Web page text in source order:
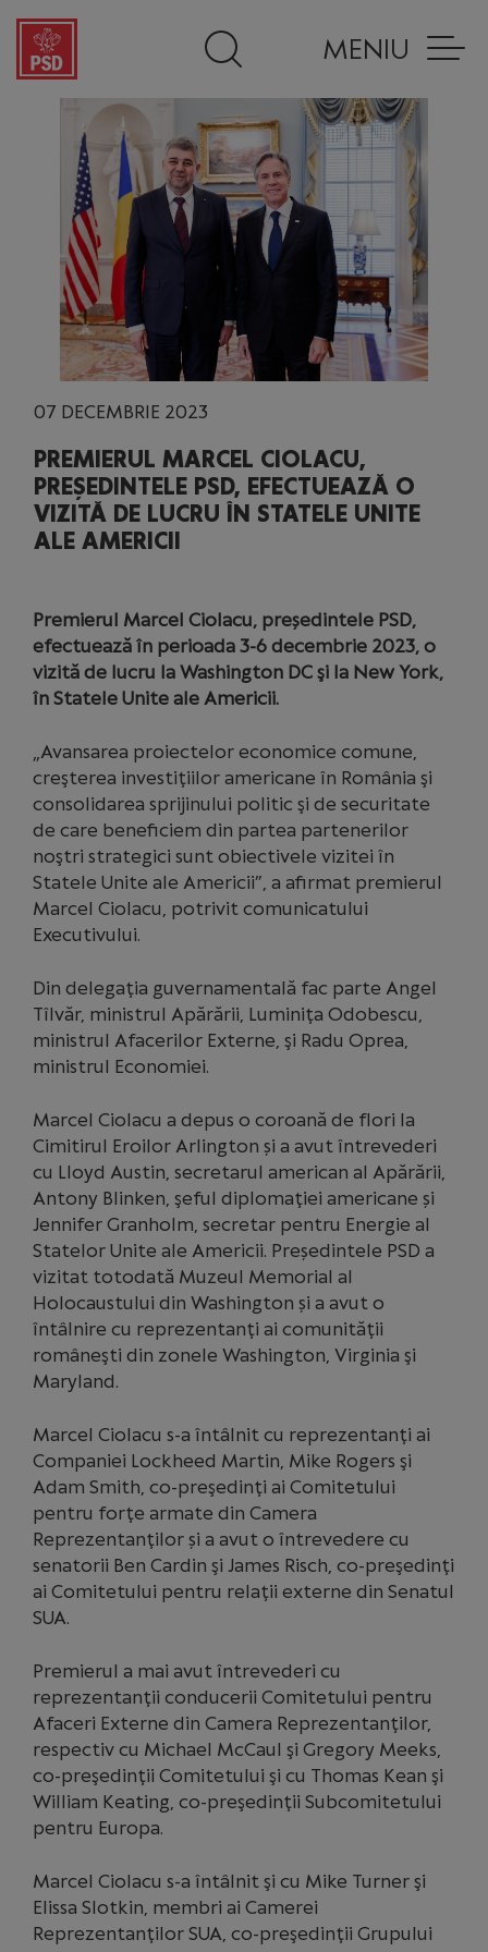
MENIU
07 DECEMBRIE 2023
PREMIERUL MARCEL CIOLACU,
PREȘEDINTELE PSD, EFECTUEAZĂ O
VIZITĂ DE LUCRU ÎN STATELE UNITE
ALE AMERICII
Premierul Marcel Ciolacu, președintele PSD,
efectuează în perioada 3-6 decembrie 2023, o
vizită de lucru la Washington DC şi la New York,
în Statele Unite ale Americii.
„Avansarea proiectelor economice comune,
creşterea investiţiilor americane în România şi
consolidarea sprijinului politic şi de securitate
de care beneficiem din partea partenerilor
noştri strategici sunt obiectivele vizitei în
Statele Unite ale Americii”, a afirmat premierul
Marcel Ciolacu, potrivit comunicatului
Executivului.
Din delegaţia guvernamentală fac parte Angel
Tîlvăr, ministrul Apărării, Luminiţa Odobescu,
ministrul Afacerilor Externe, şi Radu Oprea,
ministrul Economiei.
Marcel Ciolacu a depus o coroană de flori la
Cimitirul Eroilor Arlington și a avut întrevederi
cu Lloyd Austin, secretarul american al Apărării,
Antony Blinken, şeful diplomaţiei americane și
Jennifer Granholm, secretar pentru Energie al
Statelor Unite ale Americii. Președintele PSD a
vizitat totodată Muzeul Memorial al
Holocaustului din Washington și a avut o
întâlnire cu reprezentanţi ai comunităţii
româneşti din zonele Washington, Virginia şi
Maryland.
Marcel Ciolacu s-a întâlnit cu reprezentanţi ai
Companiei Lockheed Martin, Mike Rogers şi
Adam Smith, co-preşedinţi ai Comitetului
pentru forţe armate din Camera
Reprezentanţilor și a avut o întrevedere cu
senatorii Ben Cardin şi James Risch, co-preşedinţi
ai Comitetului pentru relaţii externe din Senatul
SUA.
Premierul a mai avut întrevederi cu
reprezentanţii conducerii Comitetului pentru
Afaceri Externe din Camera Reprezentanţilor,
respectiv cu Michael McCaul şi Gregory Meeks,
co-preşedinţii Comitetului şi cu Thomas Kean şi
William Keating, co-preşedinţii Subcomitetului
pentru Europa.
Marcel Ciolacu s-a întâlnit şi cu Mike Turner şi
Elissa Slotkin, membri ai Camerei
Reprezentanţilor SUA, co-preşedinţii Grupului